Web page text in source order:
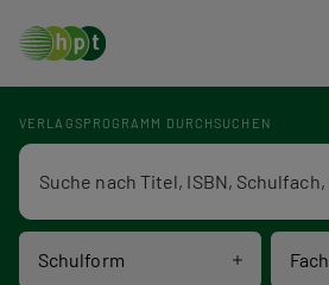
VERLAGSPROGRAMM DURCHSUCHEN
Schulform Fach
Verlagsprogramm Volltextsuche